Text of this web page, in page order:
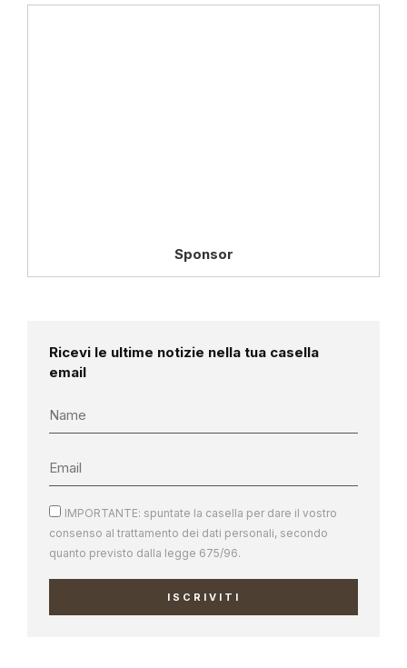
Sponsor
Ricevi le ultime notizie nella tua casella
email
IMPORTANTE: spuntate la casella per dare il vostro
consenso al trattamento dei dati personali, secondo
quanto previsto dalla legge 675/96.
ISCRIVITI